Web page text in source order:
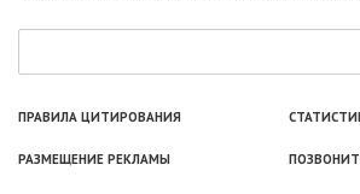
ПРАВИЛА ЦИТИРОВАНИЯ
РАЗМЕЩЕНИЕ РЕКЛАМЫ